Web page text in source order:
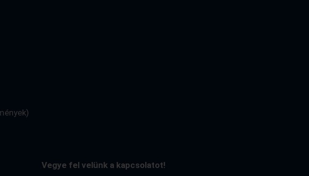
Vegye fel velünk a kapcsolatot!